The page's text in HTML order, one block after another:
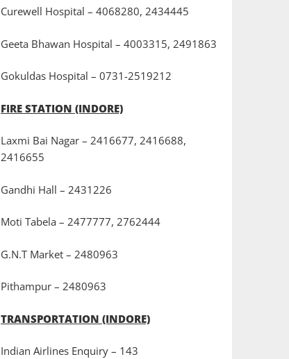
Curewell Hospital – 4068280, 2434445
Geeta Bhawan Hospital – 4003315, 2491863
Gokuldas Hospital – 0731-2519212
FIRE STATION (INDORE)
Laxmi Bai Nagar – 2416677, 2416688,
2416655
Gandhi Hall – 2431226
Moti Tabela – 2477777, 2762444
G.N.T Market – 2480963
Pithampur – 2480963
TRANSPORTATION (INDORE)
Indian Airlines Enquiry – 143